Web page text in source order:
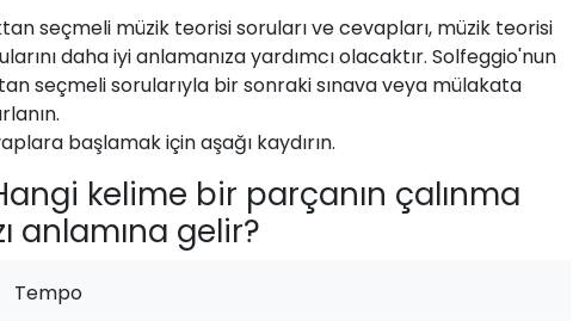
seçmeli müzik teorisi soruları ve cevapları, müzik teorisi
daha iyi anlamanıza yardımcı olacaktır. Solfeggio'nun
seçmeli sorularıyla bir sonraki sınava veya mülakata
başlamak için aşağı kaydırın.
kelime bir parçanın çalınma
anlamına gelir?
Tempo